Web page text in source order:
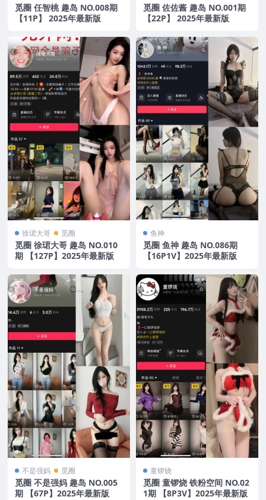
觅圈 任智桃 趣岛 NO.008期
【11P】 2025年最新版
觅圈 佐佐酱 趣岛 NO.001期
【22P】 2025年最新版
徐珺大哥 觅圈
觅圈 徐珺大哥 趣岛 NO.010
期 【127P】2025年最新版
鱼神
觅圈 鱼神 趣岛 NO.086期
【16P1V】2025年最新版
不是强妈 觅圈
觅圈 不是强妈 趣岛 NO.005
期 【67P】2025年最新版
童锣烧
觅圈 童锣烧 铁粉空间 NO.02
1期 【8P3V】2025年最新版